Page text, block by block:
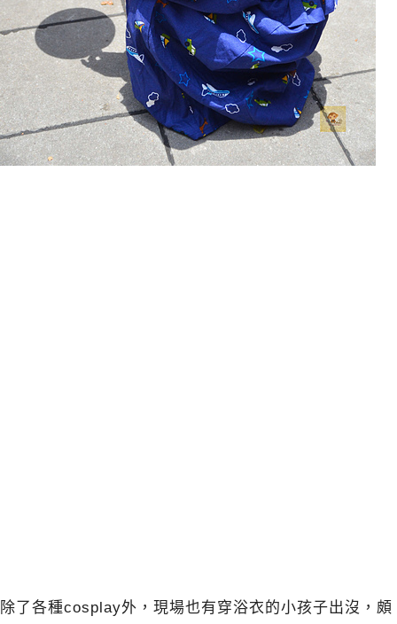
除了各種cosplay外，現場也有穿浴衣的小孩子出沒，頗